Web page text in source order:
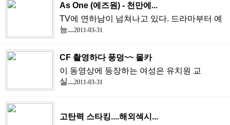
As One (에즈원) - 천만에...
TV에 연하남이 넘쳐나고 있다. 드라마부터 예
능...2011-03-31
CF 촬영하다 풍덩~~ 몰카
이 동영상에 등장하는 여성은 유치원 교
실...2011-03-31
고탄력 스타킹....해외섹시...